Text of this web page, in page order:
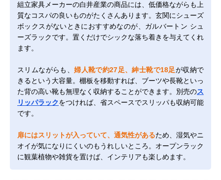
組立家具メーカーの白井産業の商品には、低価格ながらも上
質なコスパの良いものがたくさんあります。玄関にシューズ
ボックスがないときにおすすめなのが、ガルバートン シュ
ーズラックです。置くだけでシックな落ち着きを与えてくれ
ます。
スリムながらも、婦人靴で約27足、紳士靴で18足が収納で
きるという大容量。棚板を移動すれば、ブーツや長靴といっ
た背の高い靴も無理なく収納することができます。別売のス
リッパラックをつければ、省スペースでスリッパも収納可能
です。
扉にはスリットが入っていて、通気性があるため、湿気やニ
オイが気になりにくいのもうれしいところ。オープンラック
に観葉植物や雑貨を置けば、インテリアも楽しめます。